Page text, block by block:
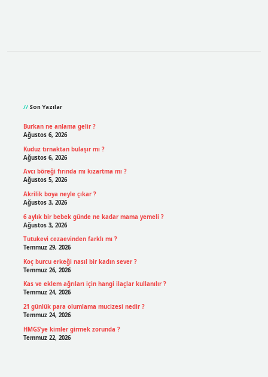
Son Yazılar
Burkan ne anlama gelir ?
Ağustos 6, 2026
Kuduz tırnaktan bulaşır mı ?
Ağustos 6, 2026
Avcı böreği fırında mı kızartma mı ?
Ağustos 5, 2026
Akrilik boya neyle çıkar ?
Ağustos 3, 2026
6 aylık bir bebek günde ne kadar mama yemeli ?
Ağustos 3, 2026
Tutukevi cezaevinden farklı mı ?
Temmuz 29, 2026
Koç burcu erkeği nasıl bir kadın sever ?
Temmuz 26, 2026
Kas ve eklem ağrıları için hangi ilaçlar kullanılır ?
Temmuz 24, 2026
21 günlük para olumlama mucizesi nedir ?
Temmuz 24, 2026
HMGS’ye kimler girmek zorunda ?
Temmuz 22, 2026